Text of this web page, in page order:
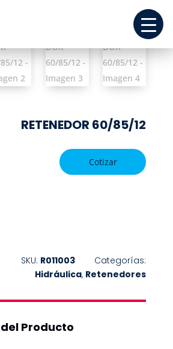
RETENEDOR 60/85/12
Cotizar
SKU: R011003
Categorías:
Hidráulica, Retenedores
Producto